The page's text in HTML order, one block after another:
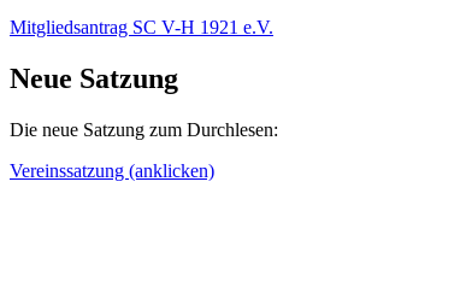
Mitgliedsantrag SC V-H 1921 e.V.
Neue Satzung
Die neue Satzung zum Durchlesen:
Vereinssatzung (anklicken)